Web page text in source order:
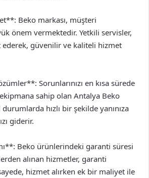
Beko markası, müşteri
önem vermektedir. Yetkili servisler,
ederek, güvenilir ve kaliteli hizmet
Sorunlarınızı en kısa sürede
sahip olan Antalya Beko
hızlı bir şekilde yanınıza
giderir.
Beko ürünlerindeki garanti süresi
alınan hizmetler, garanti
hizmet alırken ek bir maliyet ile